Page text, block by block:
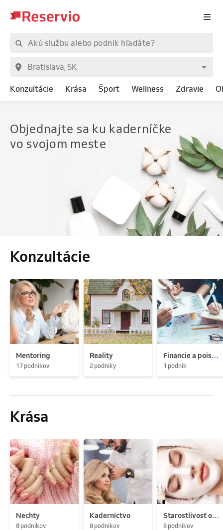
Konzultácie Krása Šport Wellness Zdravie
Objednajte sa ku kaderníčke
vo svojom meste
Konzultácie
Mentoring
17 podnikov
Reality
2 podniky
Financie a poistenie
1 podnik
Krása
Nechty
8 podnikov
Kaderníctvo
8 podnikov
Starostlivosť o pleť
8 podnikov